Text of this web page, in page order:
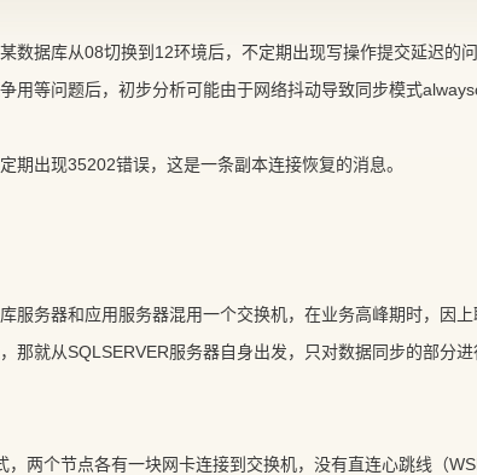
数据库从08切换到12环境后，不定期出现写操作提交延迟的问
用等问题后，初步分析可能由于网络抖动导致同步模式
期出现35202错误，这是一条副本连接恢复的消息。
服务器和应用服务器混用一个交换机，在业务高峰期时，因
那就从SQLSERVER服务器自身出发，只对数据同步的部分进
，两个节点各有一块网卡连接到交换机，没有直连心跳线（